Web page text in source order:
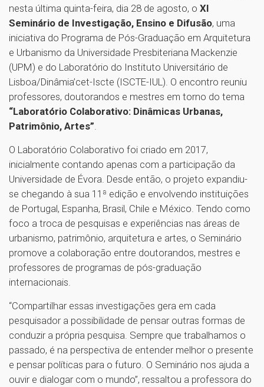
nesta última quinta-feira, dia 28 de agosto, o XI
Seminário de Investigação, Ensino e Difusão, uma
iniciativa do Programa de Pós-Graduação em Arquitetura
e Urbanismo da Universidade Presbiteriana Mackenzie
(UPM) e do Laboratório do Instituto Universitário de
Lisboa/Dinâmia’cet-Iscte (ISCTE-IUL). O encontro reuniu
professores, doutorandos e mestres em torno do tema
“Laboratório Colaborativo: Dinâmicas Urbanas,
Patrimônio, Artes”
O Laboratório Colaborativo foi criado em 2017,
inicialmente contando apenas com a participação da
Universidade de Évora. Desde então, o projeto expandiu-
se chegando à sua 11ª edição e envolvendo instituições
de Portugal, Espanha, Brasil, Chile e México. Tendo como
foco a troca de pesquisas e experiências nas áreas de
urbanismo, patrimônio, arquitetura e artes, o Seminário
promove a colaboração entre doutorandos, mestres e
professores de programas de pós-graduação
internacionais.
“Compartilhar essas investigações gera em cada
pesquisador a possibilidade de pensar outras formas de
conduzir a própria pesquisa. Sempre que trabalhamos o
passado, é na perspectiva de entender melhor o presente
e pensar políticas para o futuro. O Seminário nos ajuda a
ouvir e dialogar com o mundo”, ressaltou a professora do